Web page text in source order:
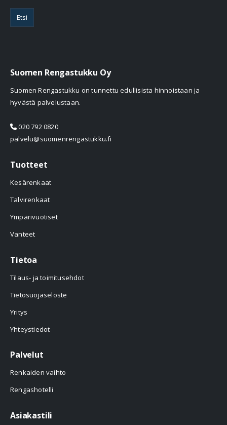
Etsi
Suomen Rengastukku Oy
Suomen Rengastukku on tunnettu edullisista hinnoistaan ja
hyvästä palvelustaan.
020 792 0820
palvelu@suomenrengastukku.fi
Tuotteet
Kesärenkaat
Talvirenkaat
Ympärivuotiset
Vanteet
Tietoa
Tilaus- ja toimitusehdot
Tietosuojaseloste
Yritys
Yhteystiedot
Palvelut
Renkaiden vaihto
Rengashotelli
Asiakastili